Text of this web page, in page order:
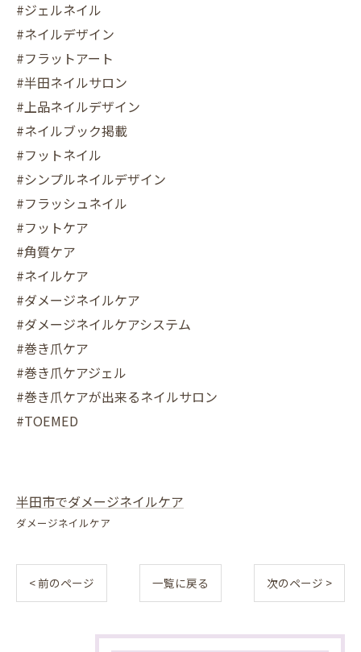
#ジェルネイル
#ネイルデザイン
#フラットアート
#半田ネイルサロン
#上品ネイルデザイン
#ネイルブック掲載
#フットネイル
#シンプルネイルデザイン
#フラッシュネイル
#フットケア
#角質ケア
#ネイルケア
#ダメージネイルケア
#ダメージネイルケアシステム
#巻き爪ケア
#巻き爪ケアジェル
#巻き爪ケアが出来るネイルサロン
#TOEMED
半田市でダメージネイルケア
ダメージネイルケア
< 前のページ 一覧に戻る 次のページ >